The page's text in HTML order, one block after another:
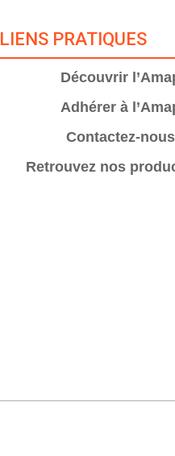
LIENS PRATIQUES
Découvrir
Adhérer à
Contactez-nous
Retrouvez nos